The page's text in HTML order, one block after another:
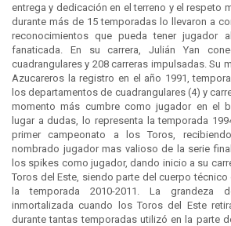
entrega y dedicación en el terreno y el respeto
durante más de 15 temporadas lo llevaron a
reconocimientos que pueda tener jugador
fanaticada. En su carrera, Julián Yan
cuadrangulares y 208 carreras impulsadas. Su
Azucareros la registro en el año 1991,
los departamentos de cuadrangulares (4) y
momento más cumbre como jugador en el
lugar a dudas, lo representa la temporada
primer campeonato a los Toros,
nombrado jugador mas valioso de la serie
los spikes como jugador, dando inicio a su
Toros del Este, siendo parte del cuerpo
la temporada 2010-2011. La grandeza
inmortalizada cuando los Toros del Este
durante tantas temporadas utilizó en la parte